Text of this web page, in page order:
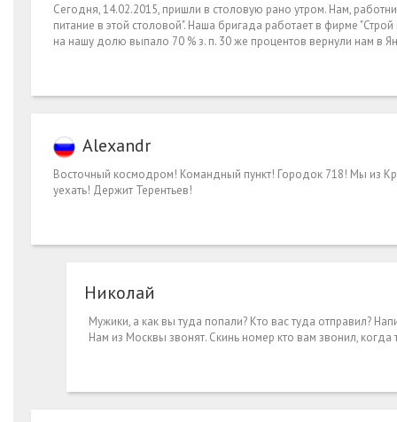
Сегодня, 14.02.2015, пришли в столовую рано утром. Нам,
питание в этой столовой". Наша бригада работает в фирме
на нашу долю выпало 70 % з. п. 30 же процентов вернули нам в
Alexandr
Восточный космодром! Командный пункт! Городок 718! Мы из
уехать! Держит Терентьев!
Николай
Мужики, а как вы туда попали? Кто вас туда отправил?
Нам из Москвы звонят. Скинь номер кто вам звонил, когда